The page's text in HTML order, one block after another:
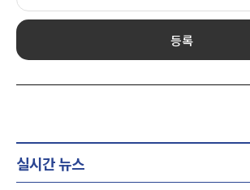
등록
실시간 뉴스